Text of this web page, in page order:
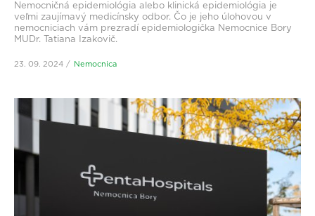
Nemocničná epidemiológia alebo klinická epidemiológia je
veľmi zaujímavý medicínsky odbor. Čo je jeho úlohovou v
nemocniciach vám prezradí epidemiologička Nemocnice Bory
MUDr. Tatiana Izakovič.
23. 09. 2024 Nemocnica